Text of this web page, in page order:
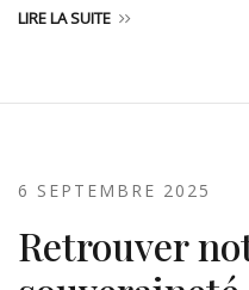
LIRE LA SUITE
6 SEPTEMBRE 2025
Retrouver